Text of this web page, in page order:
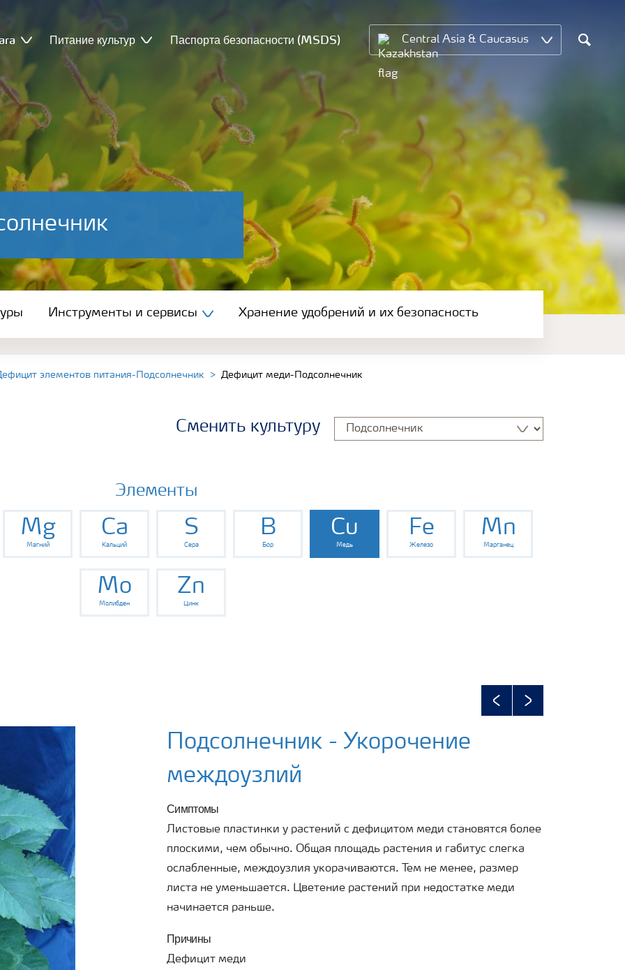
Питание культур Паспорта безопасности (MSDS) Central Asia & Caucasus
Search
Инструменты и сервисы Хранение удобрений и их безопасность
элементов питания-Подсолнечник Дефицит меди-Подсолнечник
Сменить культуру
Элементы
Mg
Магний
Ca
Кальций
S
Сера
B
Бор
Cu
Медь
Fe
Железо
Mn
Марганец
Mo
Молибден
Zn
Цинк
PreviousNext
Подсолнечник - Укорочение
междоузлий
Симптомы
Листовые пластинки у растений с дефицитом меди становятся более
плоскими, чем обычно. Общая площадь растения и габитус слегка
ослабленные, междоузлия укорачиваются. Тем не менее, размер
листа не уменьшается. Цветение растений при недостатке меди
начинается раньше.
Причины
Дефицит меди